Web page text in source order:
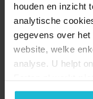
houden en inzicht
analytische
gegevens over
website, welke
analyse. U helpt
geen